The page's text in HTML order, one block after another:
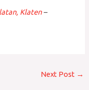
Klaten–
Next Post →